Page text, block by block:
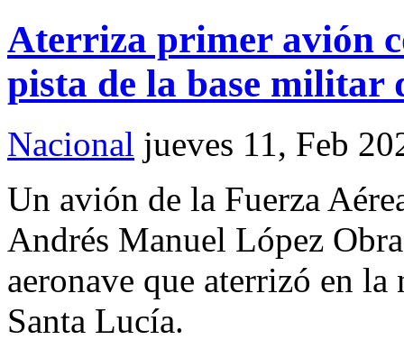
Aterriza primer avión
pista de la base militar
Nacional jueves 11, Feb
Un avión de la Fuerza
Andrés Manuel López
aeronave que aterrizó en
Santa Lucía.